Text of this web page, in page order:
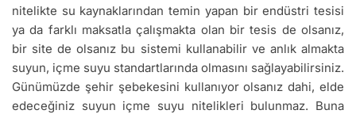
nitelikte su kaynaklarından temin yapan bir endüstri tesisi
ya da farklı maksatla çalışmakta olan bir tesis de olsanız,
bir site de olsanız bu sistemi kullanabilir ve anlık almakta
suyun, içme suyu standartlarında olmasını sağlayabilirsiniz.
Günümüzde şehir şebekesini kullanıyor olsanız dahi, elde
edeceğiniz suyun içme suyu nitelikleri bulunmaz. Buna